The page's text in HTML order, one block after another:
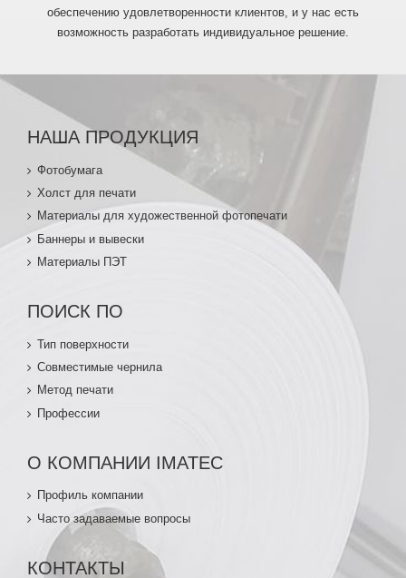
обеспечению удовлетворенности клиентов, и у нас есть
возможность разработать индивидуальное решение.
НАША ПРОДУКЦИЯ
Фотобумага
Холст для печати
Материалы для художественной фотопечати
Баннеры и вывески
Материалы ПЭТ
ПОИСК ПО
Тип поверхности
Совместимые чернила
Метод печати
Профессии
О КОМПАНИИ IMATEC
Профиль компании
Часто задаваемые вопросы
КОНТАКТЫ